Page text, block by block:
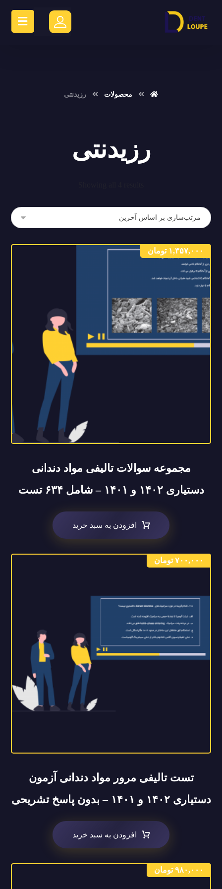
محصولات رزیدنتی
رزیدنتی
مجموعه سوالات تالیفی مواد دندانی
دستیاری ۱۴۰۲ و ۱۴۰۱ – شامل ۶۳۴ تست
۱,۳۵۷,۰۰۰ تومان
افزودن به سبد خرید
تست تالیفی مرور مواد دندانی آزمون
دستیاری ۱۴۰۲ و ۱۴۰۱ – بدون پاسخ تشریحی
۷۰۰,۰۰۰ تومان
افزودن به سبد خرید
۹۸۰,۰۰۰ تومان